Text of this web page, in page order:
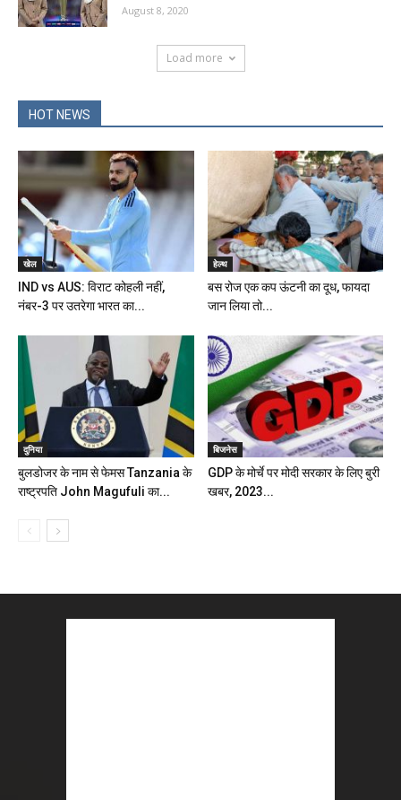
August 8, 2020
Load more
HOT NEWS
खेल
IND vs AUS: विराट कोहली नहीं,
नंबर-3 पर उतरेगा भारत का...
हेल्थ
बस रोज एक कप ऊंटनी का दूध, फायदा
जान लिया तो...
दुनिया
बुलडोजर के नाम से फेमस Tanzania के
राष्ट्रपति John Magufuli का...
बिजनेस
GDP के मोर्चे पर मोदी सरकार के ल‍िए बुरी
खबर, 2023...